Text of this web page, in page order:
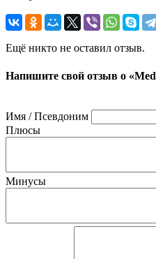
Ещё никто не оставил отзыв.
Напишите свой отзыв о
Имя / Псевдоним
Плюсы
Минусы